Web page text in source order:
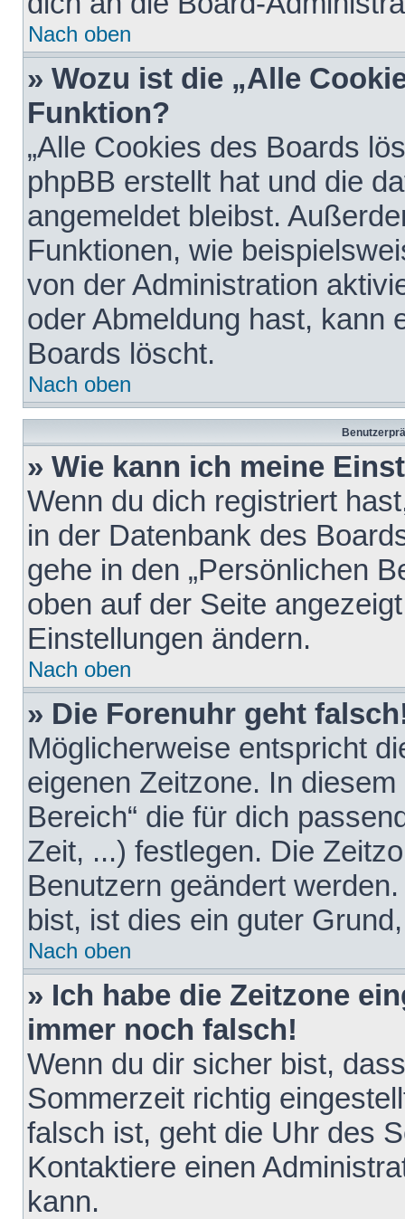
Nach oben
» Wozu ist die „Alle
Funktion?
„Alle Cookies des Boards
phpBB erstellt hat und die
angemeldet bleibst.
Funktionen, wie
von der Administration
oder Abmeldung hast, kann
Boards löscht.
Nach oben
» Wie kann ich meine
Wenn du dich registriert
in der Datenbank des
gehe in den „Persönlichen
oben auf der Seite
Einstellungen ändern.
Nach oben
» Die Forenuhr geht
Möglicherweise entspricht
eigenen Zeitzone. In
Bereich“ die für dich
Zeit, ...) festlegen. Die
Benutzern geändert
bist, ist dies ein guter
Nach oben
» Ich habe die Zeitzone
immer noch falsch!
Wenn du dir sicher bist,
Sommerzeit richtig
falsch ist, geht die Uhr des
Kontaktiere einen
kann.